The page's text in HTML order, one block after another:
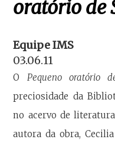
oratório de
Equipe IMS
03.06.11
O Pequeno oratório
preciosidade da
no acervo de
autora da obra,